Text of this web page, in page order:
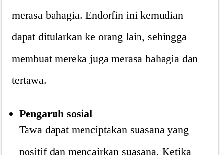
merasa bahagia. Endorfin ini kemudian
dapat ditularkan ke orang lain, sehingga
membuat mereka juga merasa bahagia dan
tertawa.
Pengaruh sosial
Tawa dapat menciptakan suasana yang
positif dan mencairkan suasana. Ketika